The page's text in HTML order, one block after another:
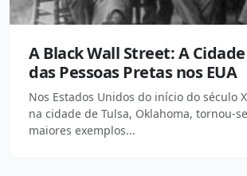
A Black Wall Street: A
das Pessoas Pretas nos EUA
Nos Estados Unidos do início do século
na cidade de Tulsa, Oklahoma, tornou-
maiores exemplos...